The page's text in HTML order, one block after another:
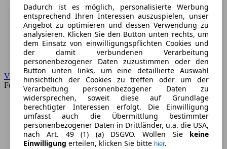
VW
Forum
Dadurch ist es möglich, personalisierte Werbung
entsprechend Ihren Interessen auszuspielen, unser
Angebot zu optimieren und dessen Verwendung zu
analysieren. Klicken Sie den Button unten rechts, um
dem Einsatz von einwilligungspflichten Cookies und
der damit verbundenen Verarbeitung
personenbezogener Daten zuzustimmen oder den
Button unten links, um eine detaillierte Auswahl
hinsichtlich der Cookies zu treffen oder um der
Verarbeitung personenbezogener Daten zu
widersprechen, soweit diese auf Grundlage
berechtigter Interessen erfolgt. Die Einwilligung
umfasst auch die Übermittlung bestimmter
personenbezogener Daten in Drittländer, u.a. die USA,
nach Art. 49 (1) (a) DSGVO. Wollen Sie keine
Einwilligung erteilen, klicken Sie bitte hier.